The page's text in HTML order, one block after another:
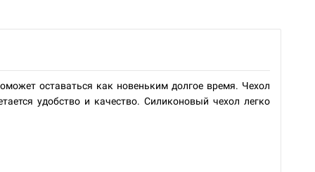
оставаться как новеньким долгое время. Чехол
удобство и качество. Силиконовый чехол легко